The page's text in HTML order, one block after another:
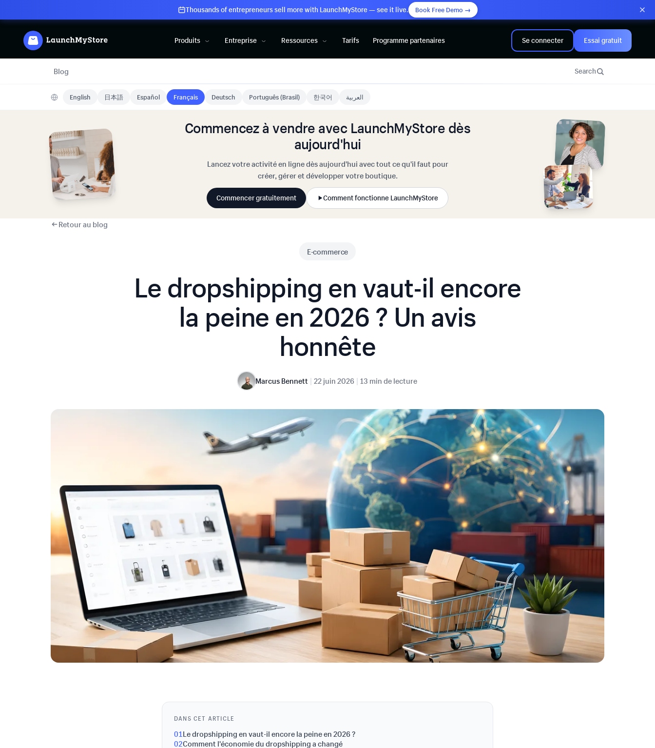
Thousands of entrepreneurs sell more with LaunchMyStore — see it live. Book Free Demo →
Produits Entreprise Ressources Tarifs Programme partenaires Se connecter Essai gratuit
Blog Search
English 日本語 Español Français Deutsch Português (Brasil) 한국어 العربية
Commencez à vendre avec LaunchMyStore dès
aujourd'hui
Lancez votre activité en ligne dès aujourd'hui avec tout ce qu'il faut pour
créer, gérer et développer votre boutique.
Commencer gratuitement Comment fonctionne LaunchMyStore
Retour au blog
E-commerce
Le dropshipping en vaut-il encore
la peine en 2026 ? Un avis
honnête
Marcus Bennett | 22 juin 2026 | 13 min de lecture
DANS CET ARTICLE
01Le dropshipping en vaut-il encore la peine en 2026 ?
02Comment l'économie du dropshipping a changé